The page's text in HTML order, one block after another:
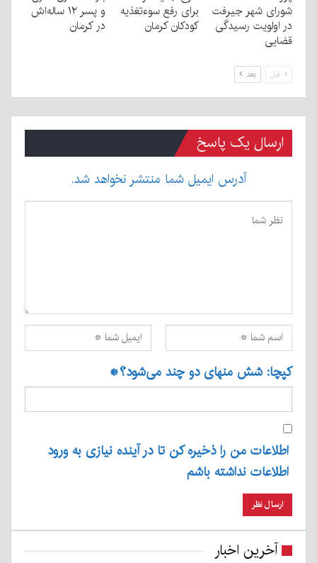
شورای شهر جیرفت
در اولویت رسیدگی
قضایی
برای رفع سوءتغذیه
کودکان کرمان
و پسر ۱۲ ساله‌اش
در کرمان
قبل بعد
ارسال یک پاسخ
آدرس ایمیل شما منتشر نخواهد شد.
کپچا: شش منهای دو چند می‌شود؟*
اطلاعات من را ذخیره کن تا در آینده نیازی به ورود
اطلاعات نداشته باشم
آخرین اخبار